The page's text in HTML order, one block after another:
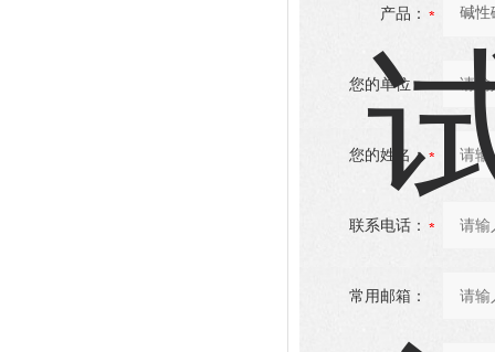
产品：
您的单位：
您的姓名：
联系电话：
常用邮箱：